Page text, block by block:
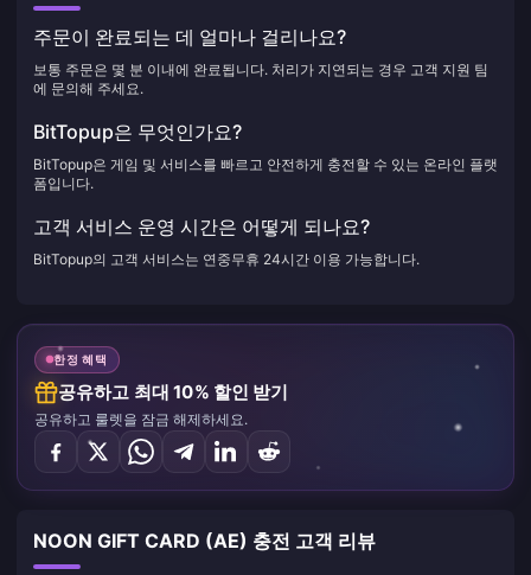
주문이 완료되는 데 얼마나 걸리나요?
보통 주문은 몇 분 이내에 완료됩니다. 처리가 지연되는 경우 고객 지원 팀
에 문의해 주세요.
BitTopup은 무엇인가요?
BitTopup은 게임 및 서비스를 빠르고 안전하게 충전할 수 있는 온라인 플랫
폼입니다.
고객 서비스 운영 시간은 어떻게 되나요?
BitTopup의 고객 서비스는 연중무휴 24시간 이용 가능합니다.
한정 혜택
공유하고 최대 10% 할인 받기
공유하고 룰렛을 잠금 해제하세요.
NOON GIFT CARD (AE) 충전 고객 리뷰